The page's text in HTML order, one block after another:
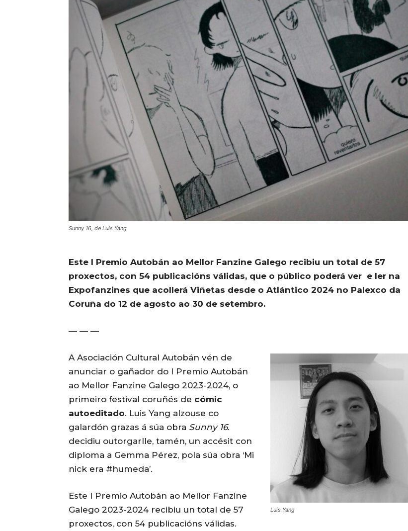
Sunny 16, de Luis Yang
Este I Premio Autobán ao Mellor Fanzine Galego recibiu un total de 57
proxectos, con 54 publicacións válidas, que o público poderá ver e ler na
Expofanzines que acollerá Viñetas desde o Atlántico 2024 no Palexco da
Coruña do 12 de agosto ao 30 de setembro.
— — —
Luis Yang
A Asociación Cultural Autobán vén de
anunciar o gañador do I Premio Autobán
ao Mellor Fanzine Galego 2023-2024, o
primeiro festival coruñés de cómic
autoeditado. Luis Yang alzouse co
galardón grazas á súa obra Sunny 16.
decidiu outorgarlle, tamén, un accésit con
diploma a Gemma Pérez, pola súa obra ‘Mi
nick era #humeda’.
Este I Premio Autobán ao Mellor Fanzine
Galego 2023-2024 recibiu un total de 57
proxectos, con 54 publicacións válidas.